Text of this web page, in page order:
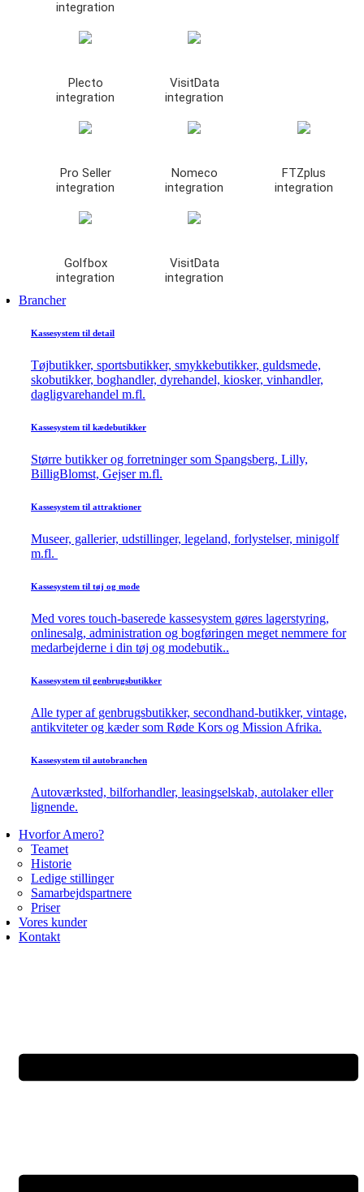
integration
Plecto
integration
VisitData
integration
Pro Seller
integration
Nomeco
integration
FTZplus
integration
Golfbox
integration
VisitData
integration
Brancher
Kassesystem til detail
Tøjbutikker, sportsbutikker, smykkebutikker, guldsmede,
skobutikker, boghandler, dyrehandel, kiosker, vinhandler,
dagligvarehandel m.fl.
Kassesystem til kædebutikker
Større butikker og forretninger som Spangsberg, Lilly,
BilligBlomst, Gejser m.fl.
Kassesystem til attraktioner
Museer, gallerier, udstillinger, legeland, forlystelser, minigolf
m.fl.
Kassesystem til tøj og mode
Med vores touch-baserede kassesystem gøres lagerstyring,
onlinesalg, administration og bogføringen meget nemmere for
medarbejderne i din tøj og modebutik..
Kassesystem til genbrugsbutikker
Alle typer af genbrugsbutikker, secondhand-butikker, vintage,
antikviteter og kæder som Røde Kors og Mission Afrika.
Kassesystem til autobranchen
Autoværksted, bilforhandler, leasingselskab, autolaker eller
lignende.
Hvorfor Amero?
Teamet
Historie
Ledige stillinger
Samarbejdspartnere
Priser
Vores kunder
Kontakt